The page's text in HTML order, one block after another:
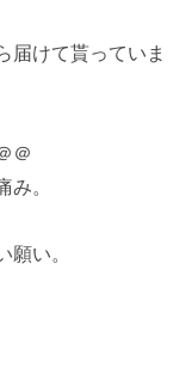
届けて貰っていま
＠
。
い。